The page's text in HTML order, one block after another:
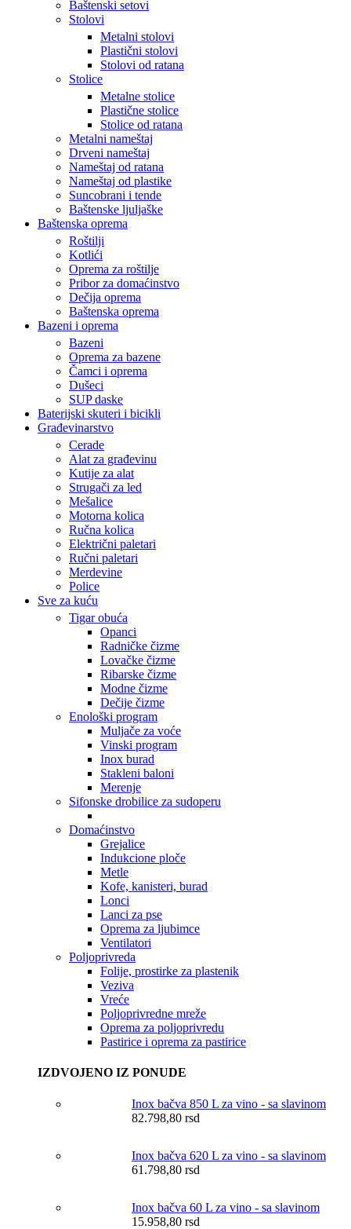
Baštenski setovi
Stolovi
Metalni stolovi
Plastični stolovi
Stolovi od ratana
Stolice
Metalne stolice
Plastične stolice
Stolice od ratana
Metalni nameštaj
Drveni nameštaj
Nameštaj od ratana
Nameštaj od plastike
Suncobrani i tende
Baštenske ljuljaške
Baštenska oprema
Roštilji
Kotlići
Oprema za roštilje
Pribor za domaćinstvo
Dečija oprema
Baštenska oprema
Bazeni i oprema
Bazeni
Oprema za bazene
Čamci i oprema
Dušeci
SUP daske
Baterijski skuteri i bicikli
Građevinarstvo
Cerade
Alat za građevinu
Kutije za alat
Strugači za led
Mešalice
Motorna kolica
Ručna kolica
Električni paletari
Ručni paletari
Merdevine
Police
Sve za kuću
Tigar obuća
Opanci
Radničke čizme
Lovačke čizme
Ribarske čizme
Modne čizme
Dečije čizme
Enološki program
Muljače za voće
Vinski program
Inox burad
Stakleni baloni
Merenje
Sifonske drobilice za sudoperu
Domaćinstvo
Grejalice
Indukcione ploče
Metle
Kofe, kanisteri, burad
Lonci
Lanci za pse
Oprema za ljubimce
Ventilatori
Poljoprivreda
Folije, prostirke za plastenik
Veziva
Vreće
Poljoprivredne mreže
Oprema za poljoprivredu
Pastirice i oprema za pastirice
IZDVOJENO IZ PONUDE
Inox bačva 850 L za vino - sa slavinom
82.798,80 rsd
Inox bačva 620 L za vino - sa slavinom
61.798,80 rsd
Inox bačva 60 L za vino - sa slavinom
15.958,80 rsd